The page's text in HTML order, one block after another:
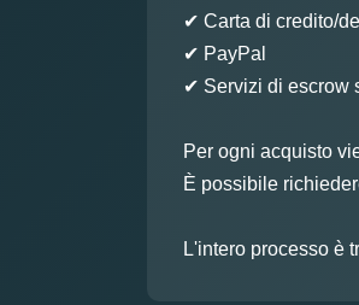
✔ Carta di credito/
✔ PayPal
✔ Servizi di escrow
Per ogni acquisto
È possibile
L'intero processo è